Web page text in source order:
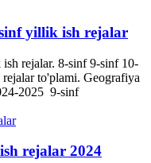
yillik ish rejalar
rejalar. 8-sinf 9-sinf 10-
to'plami. Geografiya
2025 9-sinf
rejalar 2024